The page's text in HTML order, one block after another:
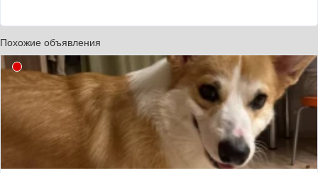
Похожие объявления